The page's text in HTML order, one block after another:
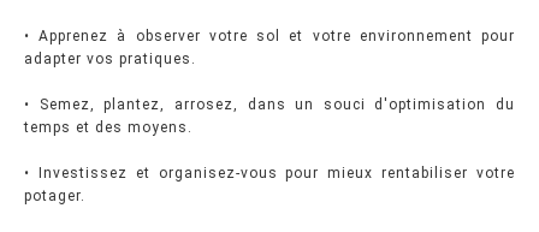
• Apprenez à observer votre sol et votre environnement pour
adapter vos pratiques.
• Semez, plantez, arrosez, dans un souci d'optimisation du
temps et des moyens.
• Investissez et organisez-vous pour mieux rentabiliser votre
potager.